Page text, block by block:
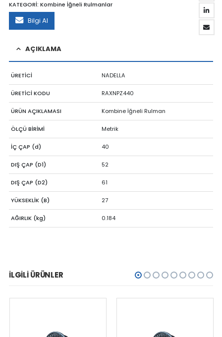
KATEGORİ: Kombine İğneli Rulmanlar
Bilgi Al
AÇIKLAMA
ÜRETİCİ NADELLA
ÜRETİCİ KODU RAXNPZ440
ÜRÜN AÇIKLAMASI Kombine İğneli Rulman
ÖLÇÜ BİRİMİ Metrik
İÇ ÇAP (d) 40
DIŞ ÇAP (D1) 52
DIŞ ÇAP (D2) 61
YÜKSEKLİK (B) 27
AĞIRLIK (kg) 0.184
İLGILI ÜRÜNLER